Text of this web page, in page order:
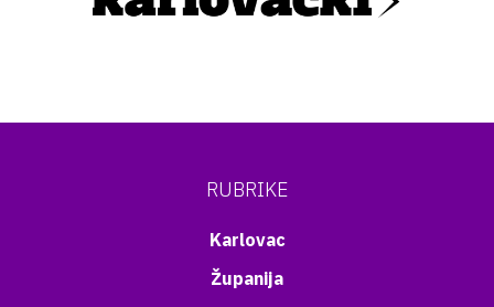
RUBRIKE
Karlovac
Županija